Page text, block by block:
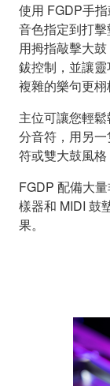
使用 FGDP手
音色指定到打
用拇指敲擊大
鈸控制，並讓
複雜的樂句更栩
主位可讓您輕
分音符，用另
符或雙大鼓風格
FGDP 配備大
樣器和 MIDI 鼓
果。